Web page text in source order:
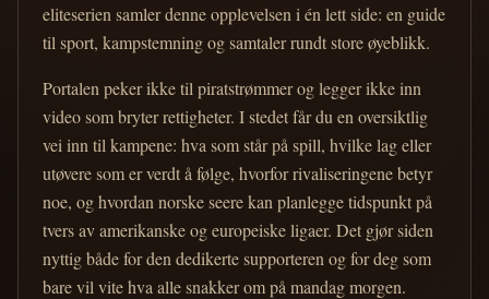
eliteserien samler denne opplevelsen i én lett side: en guide
til sport, kampstemning og samtaler rundt store øyeblikk.
Portalen peker ikke til piratstrømmer og legger ikke inn
video som bryter rettigheter. I stedet får du en oversiktlig
vei inn til kampene: hva som står på spill, hvilke lag eller
utøvere som er verdt å følge, hvorfor rivaliseringene betyr
noe, og hvordan norske seere kan planlegge tidspunkt på
tvers av amerikanske og europeiske ligaer. Det gjør siden
nyttig både for den dedikerte supporteren og for deg som
bare vil vite hva alle snakker om på mandag morgen.